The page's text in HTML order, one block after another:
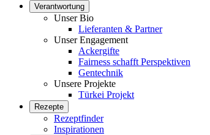
Verantwortung
Unser Bio
Lieferanten & Partner
Unser Engagement
Ackergifte
Fairness schafft Perspektiven
Gentechnik
Unsere Projekte
Türkei Projekt
Rezepte
Rezeptfinder
Inspirationen